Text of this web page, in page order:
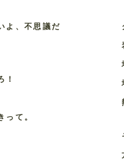
よ、不思議だ
！
って。